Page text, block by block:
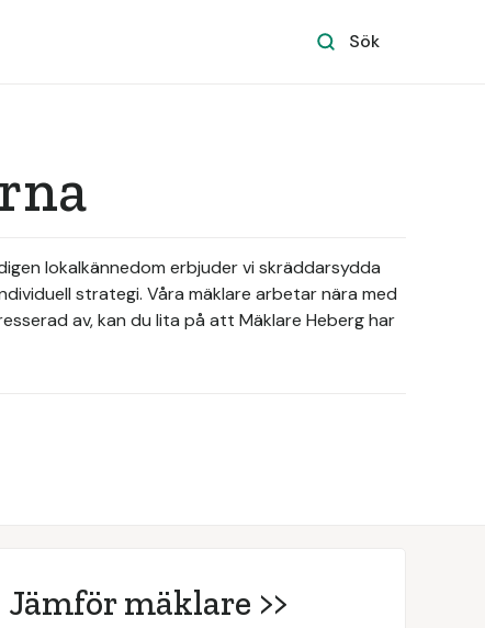
Sök
lokalkännedom erbjuder vi skräddarsydda
strategi. Våra mäklare arbetar nära med
av, kan du lita på att Mäklare Heberg har
Jämför mäklare >>